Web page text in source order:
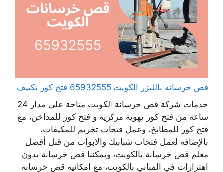
قص خرسانه بالليزر الكويت 65932555 فتح كور تكييف
خدمات شركة قص خرسانة الكويت متاحة على مدار 24
ساعة من فتح كور تهوية مركزية و فتح كور للمداخن، مع
فتح كور للمطابخ، وعمل فتحات تخريم للمكيفات،
بالإضافة لعمل فتحات شبابيك والابواب من قبل أفضل
معلم قص خرسانة بالكويت، ويمكننا قص خرسانة بدون
اهتزازات في المباني بالكويت، مع امكانية قص خرسانة